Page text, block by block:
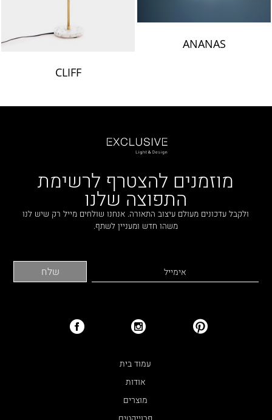
ANANAS
CLIFF
מוזמנים להצטרף לרשימת
התפוצה שלנו
ולקבל עדכונים מעולם עיצוב התאורה. אנחנו שולחים מייל רק שיש לנו
משהו חדש ומעניין לשתף.
עמוד בית
אודות
מוצרים